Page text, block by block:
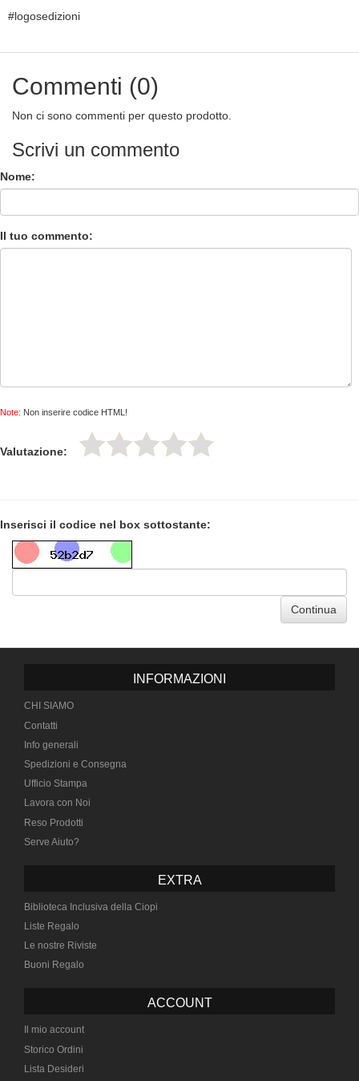
#logosedizioni
Commenti (0)
Non ci sono commenti per questo prodotto.
Scrivi un commento
Nome:
Il tuo commento:
Note: Non inserire codice HTML!
Valutazione:
Inserisci il codice nel box sottostante:
Continua
INFORMAZIONI
CHI SIAMO
Contatti
Info generali
Spedizioni e Consegna
Ufficio Stampa
Lavora con Noi
Reso Prodotti
Serve Aiuto?
EXTRA
Biblioteca Inclusiva della Ciopi
Liste Regalo
Le nostre Riviste
Buoni Regalo
ACCOUNT
Il mio account
Storico Ordini
Lista Desideri